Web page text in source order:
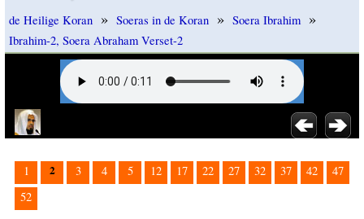
de Heilige Koran » Soeras in de Koran » Soera Ibrahim »
Ibrahim-2, Soera Abraham Verset-2
1 2 3 4 5 12 17 22 27 32 37 42
47
52